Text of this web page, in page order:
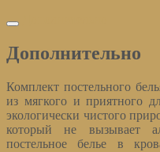
Дополнительно
Комплект постельного
из мягкого и приятного
экологически чистого
который не вызывает
постельное белье в